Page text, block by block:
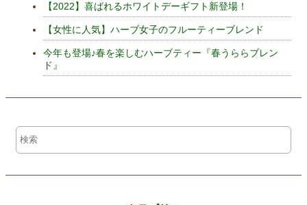
【2022】喜ばれるホワイトデーギフト新登場！
【女性に人気】ハーブ女子のフルーティーブレンド
今年も登場♪春を楽しむハーブティー『春うららブレン
ド』